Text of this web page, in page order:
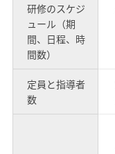
研修のスケジ
ュール（期
間、日程、時
間数）
定員と指導者
数